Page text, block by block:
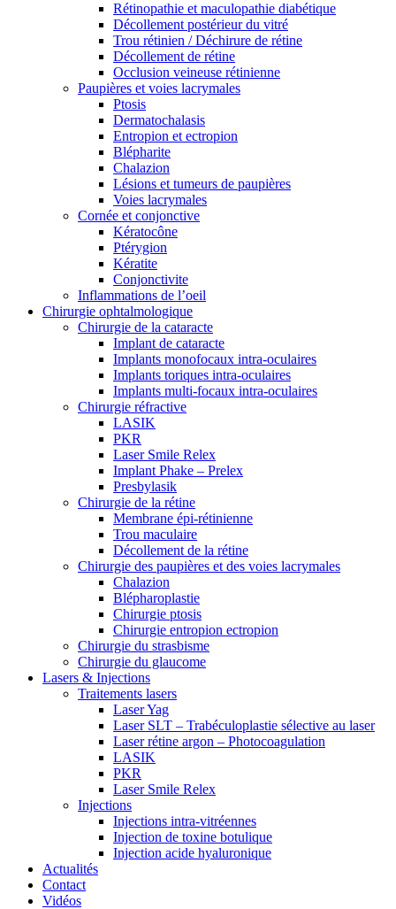
Rétinopathie et maculopathie diabétique
Décollement postérieur du vitré
Trou rétinien / Déchirure de rétine
Décollement de rétine
Occlusion veineuse rétinienne
Paupières et voies lacrymales
Ptosis
Dermatochalasis
Entropion et ectropion
Blépharite
Chalazion
Lésions et tumeurs de paupières
Voies lacrymales
Cornée et conjonctive
Kératocône
Ptérygion
Kératite
Conjonctivite
Inflammations de l’oeil
Chirurgie ophtalmologique
Chirurgie de la cataracte
Implant de cataracte
Implants monofocaux intra-oculaires
Implants toriques intra-oculaires
Implants multi-focaux intra-oculaires
Chirurgie réfractive
LASIK
PKR
Laser Smile Relex
Implant Phake – Prelex
Presbylasik
Chirurgie de la rétine
Membrane épi-rétinienne
Trou maculaire
Décollement de la rétine
Chirurgie des paupières et des voies lacrymales
Chalazion
Blépharoplastie
Chirurgie ptosis
Chirurgie entropion ectropion
Chirurgie du strasbisme
Chirurgie du glaucome
Lasers & Injections
Traitements lasers
Laser Yag
Laser SLT – Trabéculoplastie sélective au laser
Laser rétine argon – Photocoagulation
LASIK
PKR
Laser Smile Relex
Injections
Injections intra-vitréennes
Injection de toxine botulique
Injection acide hyaluronique
Actualités
Contact
Vidéos